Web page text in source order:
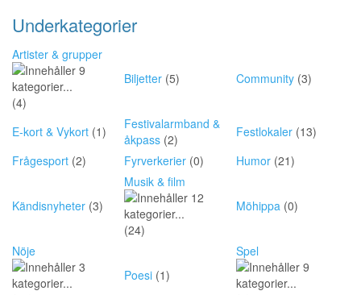
Underkategorier
Artister & grupper
(4)
Biljetter (5) Community (3)
E-kort & Vykort (1)
Festivalarmband &
åkpass (2) Festlokaler (13)
Frågesport (2) Fyrverkerier (0) Humor (21)
Kändisnyheter (3)
Musik & film
(24)
Möhippa (0)
Nöje
Poesi (1)
Spel